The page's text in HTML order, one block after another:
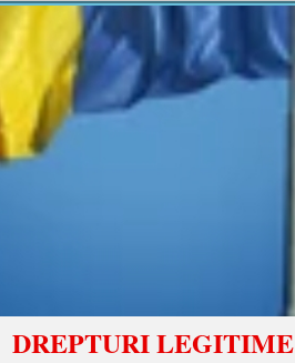
DREPTURI LEGITIME